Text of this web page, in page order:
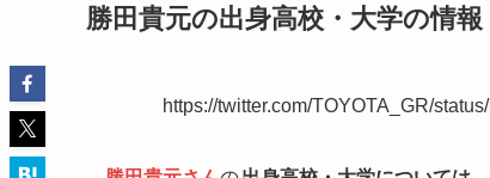
勝田貴元の出身高校・大学の情報
https://twitter.com/TOYOTA_GR/